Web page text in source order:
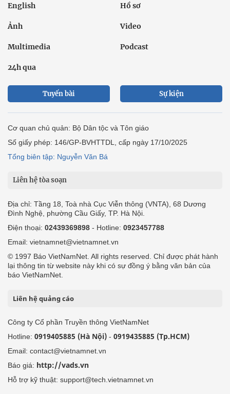
English Hồ sơ
Ảnh Video
Multimedia Podcast
24h qua
Tuyến bài Sự kiện
Cơ quan chủ quản: Bộ Dân tộc và Tôn giáo
Số giấy phép: 146/GP-BVHTTDL, cấp ngày 17/10/2025
Tổng biên tập: Nguyễn Văn Bá
Liên hệ tòa soạn
Địa chỉ: Tầng 18, Toà nhà Cục Viễn thông (VNTA), 68 Dương
Đình Nghệ, phường Cầu Giấy, TP. Hà Nội.
Điện thoại: 02439369898 - Hotline: 0923457788
Email: vietnamnet@vietnamnet.vn
© 1997 Báo VietNamNet. All rights reserved. Chỉ được phát hành
lại thông tin từ website này khi có sự đồng ý bằng văn bản của
báo VietNamNet.
Liên hệ quảng cáo
Công ty Cổ phần Truyền thông VietNamNet
Hotline: 0919405885 (Hà Nội) - 0919435885 (Tp.HCM)
Email: contact@vietnamnet.vn
Báo giá: http://vads.vn
Hỗ trợ kỹ thuật: support@tech.vietnamnet.vn